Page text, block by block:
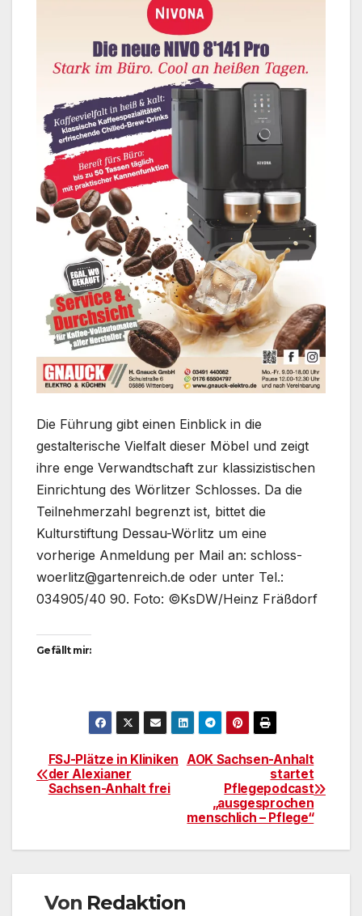
Die Führung gibt einen Einblick in die
gestalterische Vielfalt dieser Möbel und zeigt
ihre enge Verwandtschaft zur klassizistischen
Einrichtung des Wörlitzer Schlosses. Da die
Teilnehmerzahl begrenzt ist, bittet die
Kulturstiftung Dessau-Wörlitz um eine
vorherige Anmeldung per Mail an: schloss-
woerlitz@gartenreich.de oder unter Tel.:
034905/40 90. Foto: ©KsDW/Heinz Fräßdorf
Gefällt mir:
Beitragsnavigation
AOK Sachsen-Anhalt
startet
Pflegepodcast
„ausgesprochen
menschlich – Pflege“
FSJ-Plätze in Kliniken
der Alexianer
Sachsen-Anhalt frei
Von Redaktion